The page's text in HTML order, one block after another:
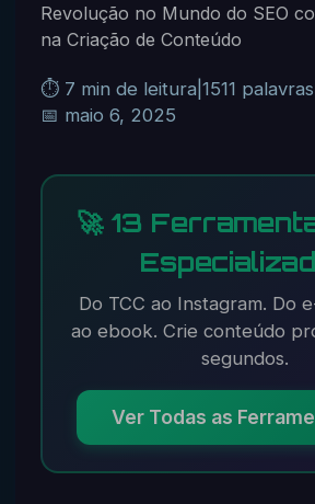
Revolução no Mundo do SEO
na Criação de Conteúdo
⏱️ 7 min de leitura 1511 palavras
📅 maio 6, 2025
🚀 13
Do TCC ao Instagram. Do
ao ebook. Crie conteúdo
segundos.
Ver Todas as